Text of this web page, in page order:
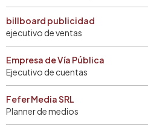
billboard publicidad
ejecutivo de ventas
Empresa de Vía Pública
Ejecutivo de cuentas
Fefer Media SRL
Planner de medios